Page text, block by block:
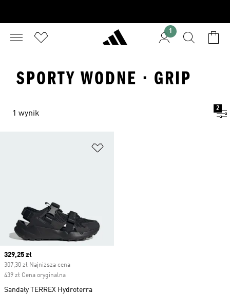
1
SPORTY WODNE · GRIP
1 wynik
2
Current price
329,25 zł
307,30 zł Najniższa cena
439 zł Cena oryginalna
Sandały TERREX Hydroterra